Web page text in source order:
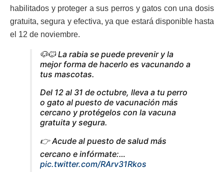
habilitados y proteger a sus perros y gatos con una dosis
gratuita, segura y efectiva, ya que estará disponible hasta
el 12 de noviembre.
🐶🐱 La rabia se puede prevenir y la
mejor forma de hacerlo es vacunando a
tus mascotas.
Del 12 al 31 de octubre, lleva a tu perro
o gato al puesto de vacunación más
cercano y protégelos con la vacuna
gratuita y segura.
👉 Acude al puesto de salud más
cercano e infórmate:…
pic.twitter.com/RArv31Rkos